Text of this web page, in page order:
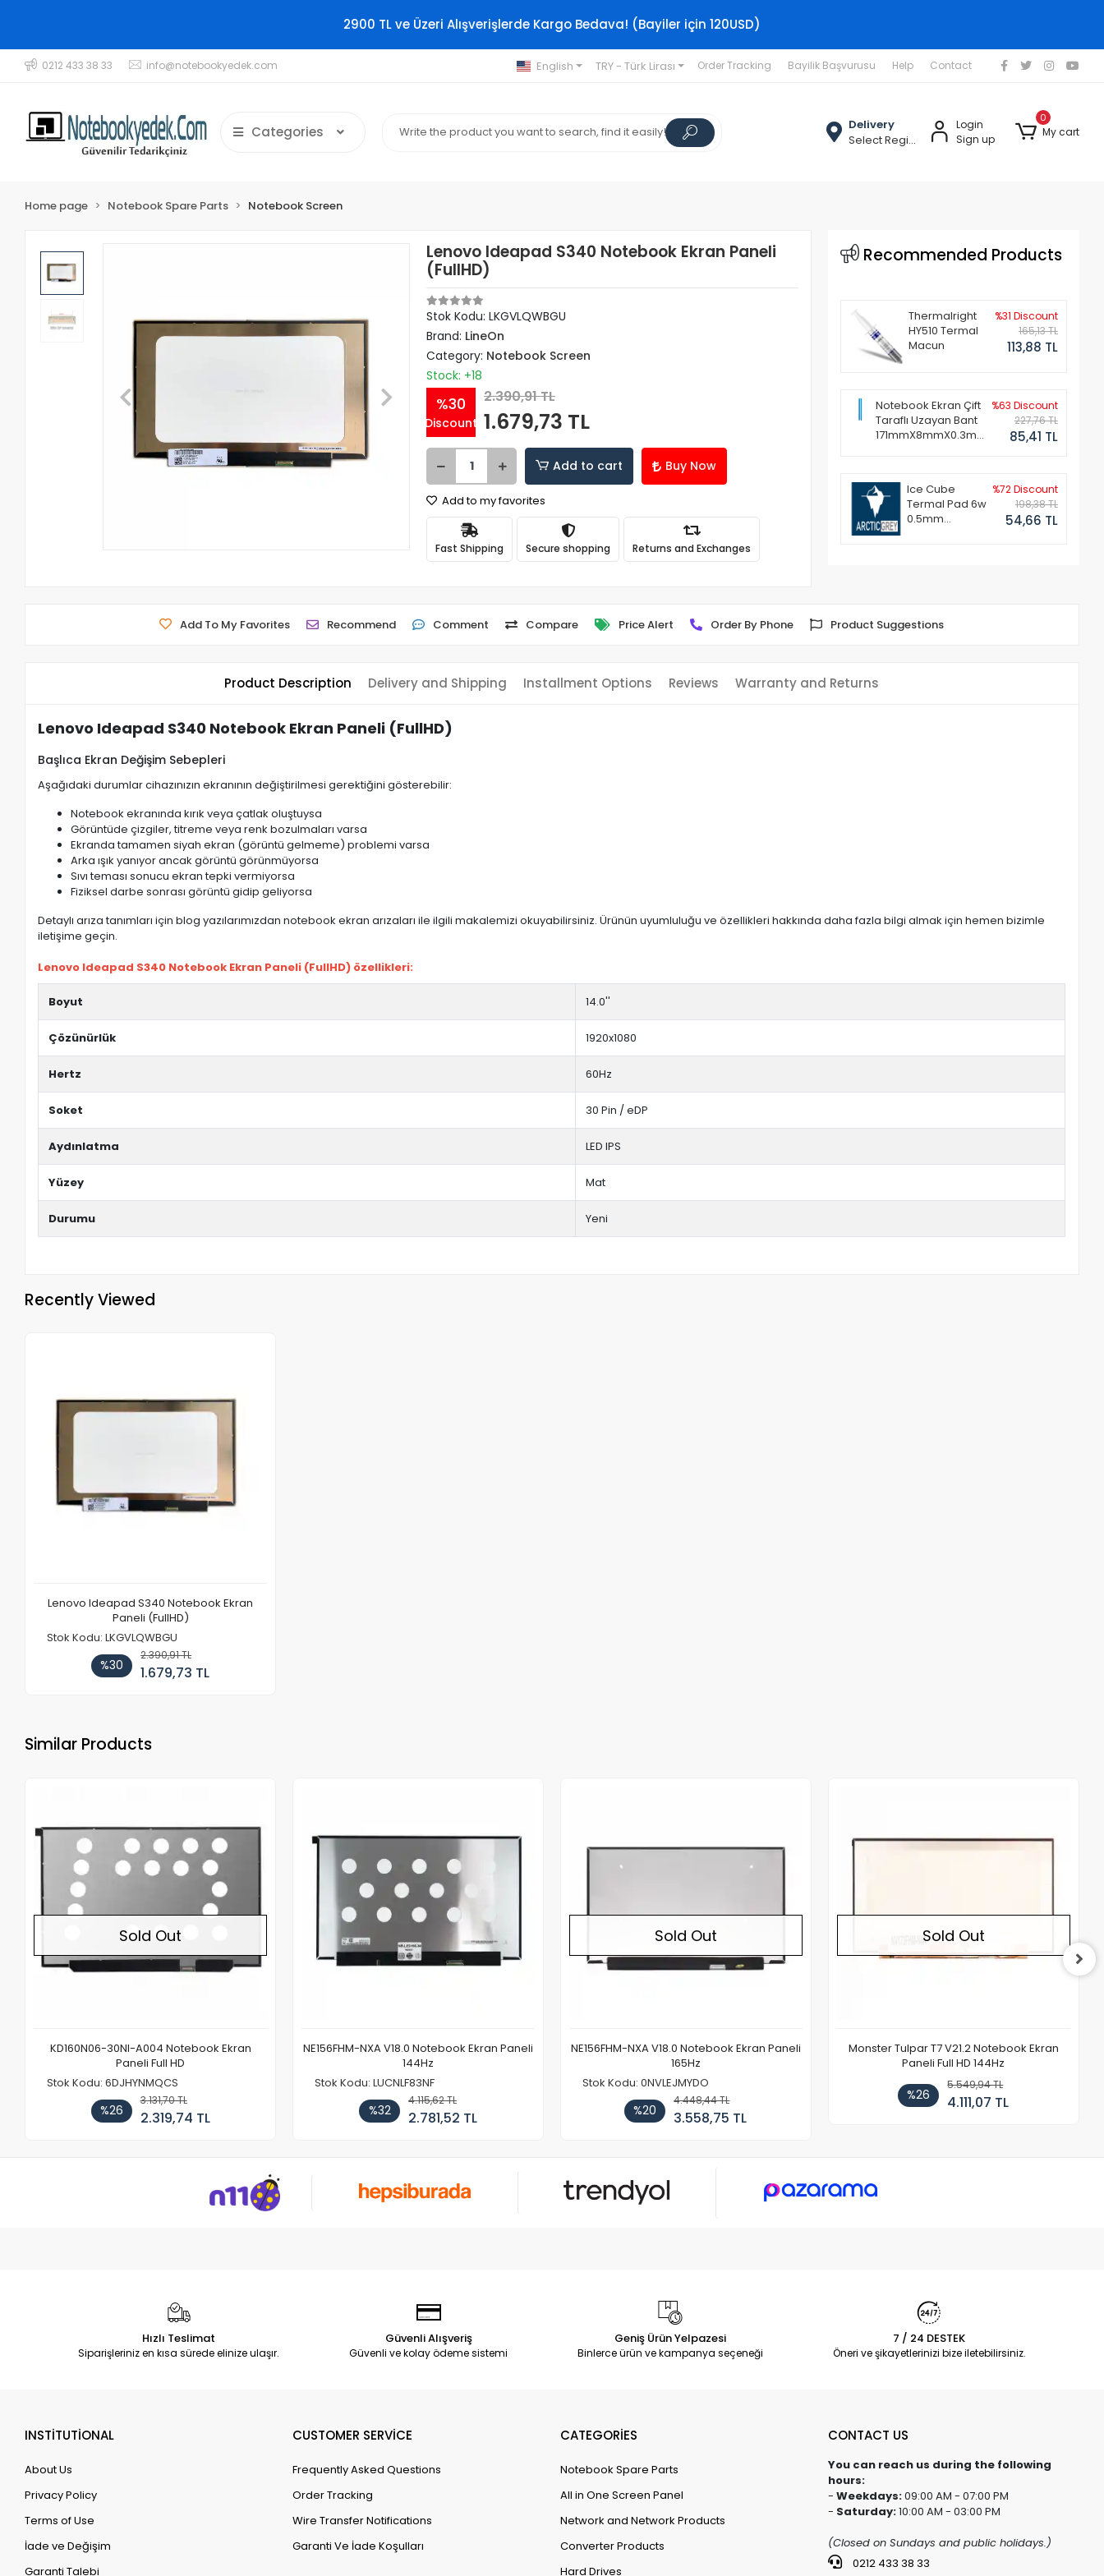
2900 TL ve Üzeri Alışverişlerde Kargo Bedava! (Bayiler için 120USD)
0212 433 38 33 info@notebookyedek.com English TRY - Türk Lirası Order Tracking Bayilik Başvurusu Help Contact
Categories
Delivery
Select Region
Login
Sign up
0
My cart
Home page Notebook Spare Parts Notebook Screen
Lenovo Ideapad S340 Notebook Ekran Paneli
(FullHD)
Stok Kodu: LKGVLQWBGU
Brand: LineOn
Category: Notebook Screen
Stock: +18
%30
Discount
2.390,91 TL
1.679,73 TL
Add to cart Buy Now
Add to my favorites
Fast Shipping Secure shopping Returns and Exchanges
Recommended Products
Thermalright
HY510 Termal
Macun
%31 Discount
165,13 TL
113,88 TL
Notebook Ekran Çift
Taraflı Uzayan Bant
171mmX8mmX0.3mm
%63 Discount
227,76 TL
85,41 TL
Ice Cube
Termal Pad 6w
0.5mm
%72 Discount
198,38 TL
54,66 TL
Add To My Favorites Recommend Comment Compare Price Alert Order By Phone Product Suggestions
Product Description Delivery and Shipping Installment Options Reviews Warranty and Returns
Lenovo Ideapad S340 Notebook Ekran Paneli (FullHD)
Başlıca Ekran Değişim Sebepleri
Aşağıdaki durumlar cihazınızın ekranının değiştirilmesi gerektiğini gösterebilir:
Notebook ekranında kırık veya çatlak oluştuysa
Görüntüde çizgiler, titreme veya renk bozulmaları varsa
Ekranda tamamen siyah ekran (görüntü gelmeme) problemi varsa
Arka ışık yanıyor ancak görüntü görünmüyorsa
Sıvı teması sonucu ekran tepki vermiyorsa
Fiziksel darbe sonrası görüntü gidip geliyorsa
Detaylı arıza tanımları için blog yazılarımızdan notebook ekran arızaları ile ilgili makalemizi okuyabilirsiniz. Ürünün uyumluluğu ve özellikleri hakkında daha fazla bilgi almak için hemen bizimle
iletişime geçin.
Lenovo Ideapad S340 Notebook Ekran Paneli (FullHD) özellikleri:
Boyut 14.0''
Çözünürlük 1920x1080
Hertz 60Hz
Soket 30 Pin / eDP
Aydınlatma LED IPS
Yüzey Mat
Durumu Yeni
Recently Viewed
Lenovo Ideapad S340 Notebook Ekran
Paneli (FullHD)
Stok Kodu: LKGVLQWBGU
%30
2.390,91 TL
1.679,73 TL
Similar Products
Sold Out
KD160N06-30NI-A004 Notebook Ekran
Paneli Full HD
Stok Kodu: 6DJHYNMQCS
%26
3.131,70 TL
2.319,74 TL
NE156FHM-NXA V18.0 Notebook Ekran Paneli
144Hz
Stok Kodu: LUCNLF83NF
%32
4.115,62 TL
2.781,52 TL
Sold Out
NE156FHM-NXA V18.0 Notebook Ekran Paneli
165Hz
Stok Kodu: 0NVLEJMYDO
%20
4.448,44 TL
3.558,75 TL
Sold Out
Monster Tulpar T7 V21.2 Notebook Ekran
Paneli Full HD 144Hz
%26
5.549,94 TL
4.111,07 TL
Hızlı Teslimat
Siparişleriniz en kısa sürede elinize ulaşır.
Güvenli Alışveriş
Güvenli ve kolay ödeme sistemi
Geniş Ürün Yelpazesi
Binlerce ürün ve kampanya seçeneği
7 / 24 DESTEK
Öneri ve şikayetlerinizi bize iletebilirsiniz.
INSTİTUTİONAL
About Us
Privacy Policy
Terms of Use
İade ve Değişim
Garanti Talebi
CUSTOMER SERVİCE
Frequently Asked Questions
Order Tracking
Wire Transfer Notifications
Garanti Ve İade Koşulları
CATEGORİES
Notebook Spare Parts
All in One Screen Panel
Network and Network Products
Converter Products
Hard Drives
CONTACT US
You can reach us during the following
hours:
- Weekdays:09:00 AM - 07:00 PM
- Saturday:10:00 AM - 03:00 PM
(Closed on Sundays and public holidays.)
0212 433 38 33